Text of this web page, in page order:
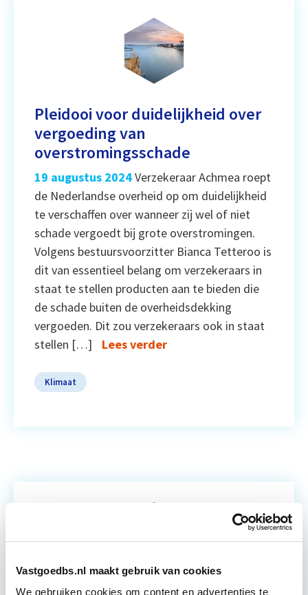
Vastgoedbs.nl maakt gebruik van cookies
We gebruiken cookies om content en advertenties te
Pleidooi voor duidelijkheid over
vergoeding van
overstromingsschade
19 augustus 2024Verzekeraar Achmea roept
de Nederlandse overheid op om duidelijkheid
te verschaffen over wanneer zij wel of niet
schade vergoedt bij grote overstromingen.
Volgens bestuursvoorzitter Bianca Tetteroo is
dit van essentieel belang om verzekeraars in
staat te stellen producten aan te bieden die
de schade buiten de overheidsdekking
vergoeden. Dit zou verzekeraars ook in staat
stellen […]
Lees verder
Klimaat